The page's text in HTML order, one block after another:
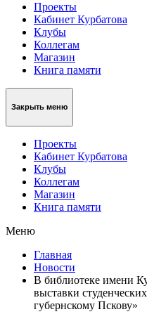
Проекты
Кабинет Курбатова
Клубы
Коллегам
Магазин
Книга памяти
Закрыть меню
Проекты
Кабинет Курбатова
Клубы
Коллегам
Магазин
Книга памяти
Меню
Главная
Новости
В библиотеке имени
выставки
губернскому Пскову»